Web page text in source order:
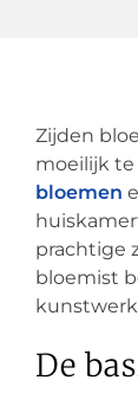
Zijden
moeilijk te
bloemen
prachtige
bloemist
De